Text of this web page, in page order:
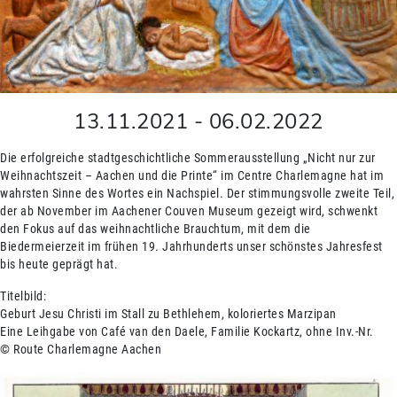
13.11.2021 - 06.02.2022
Die erfolgreiche stadtgeschichtliche Sommerausstellung „Nicht nur zur
Weihnachtszeit – Aachen und die Printe“ im Centre Charlemagne hat im
wahrsten Sinne des Wortes ein Nachspiel. Der stimmungsvolle zweite Teil,
der ab November im Aachener Couven Museum gezeigt wird, schwenkt
den Fokus auf das weihnachtliche Brauchtum, mit dem die
Biedermeierzeit im frühen 19. Jahrhunderts unser schönstes Jahresfest
bis heute geprägt hat.
Titelbild:
Geburt Jesu Christi im Stall zu Bethlehem, koloriertes Marzipan
Eine Leihgabe von Café van den Daele, Familie Kockartz, ohne Inv.-Nr.
© Route Charlemagne Aachen